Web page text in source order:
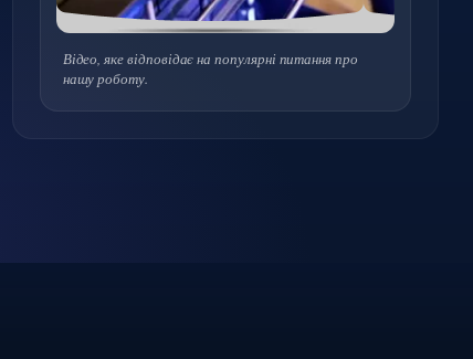
Відео, яке відповідає на популярні питання про
нашу роботу.